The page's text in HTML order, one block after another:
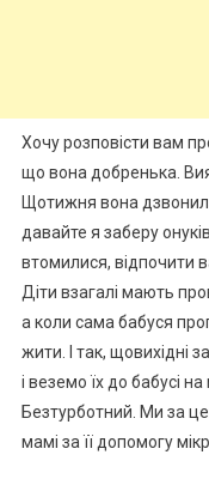
Хочу розповісти вам
що вона добренька.
Щотижня вона
давайте я заберу
втомилися, відпочити
Діти взагалі мають
а коли сама бабуся
жити. І так, щовихідні
і веземо їх до бабусі на
Безтурботний. Ми за
мамі за її допомогу